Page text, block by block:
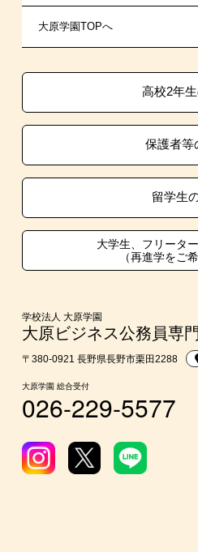
試験による特待生制度
特別推薦入学
生徒会活動推薦入学
在校生・卒業生紹介推薦入学
大学生・短期大学生特別入学
学費
入学前のお勧め学習システム
大学・短期大学・公務員併願
学生マンションのご案内
大原学園グループ案内
各種証明書の発行ご希望の方
採用ご担当の方
大原学園TOPへ
高校2年
保護者等
留学生
大学生、フリータ
（再進学をご
学校法人 大原学園
大原ビジネス公務員専
〒380-0921 長野県長野市栗田2288
大原学園 総合受付
026-229-5577